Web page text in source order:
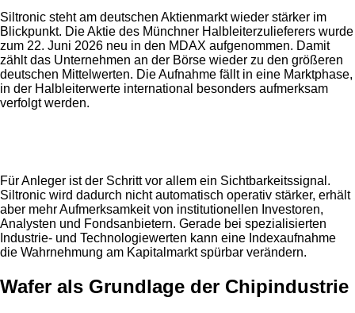
Siltronic steht am deutschen Aktienmarkt wieder stärker im
Blickpunkt. Die Aktie des Münchner Halbleiterzulieferers wurde
zum 22. Juni 2026 neu in den MDAX aufgenommen. Damit
zählt das Unternehmen an der Börse wieder zu den größeren
deutschen Mittelwerten. Die Aufnahme fällt in eine Marktphase,
in der Halbleiterwerte international besonders aufmerksam
verfolgt werden.
Für Anleger ist der Schritt vor allem ein Sichtbarkeitssignal.
Siltronic wird dadurch nicht automatisch operativ stärker, erhält
aber mehr Aufmerksamkeit von institutionellen Investoren,
Analysten und Fondsanbietern. Gerade bei spezialisierten
Industrie- und Technologiewerten kann eine Indexaufnahme
die Wahrnehmung am Kapitalmarkt spürbar verändern.
Wafer als Grundlage der Chipindustrie